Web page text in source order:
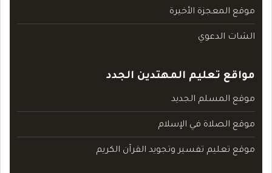
موقع المعجزة الأخيرة
الشات الدعوي
مواقع تعليم المهتدين الجدد
موقع المسلم الجديد
موقع الصلاة في الإسلام
موقع تعليم تفسير وتجويد القرآن الكريم